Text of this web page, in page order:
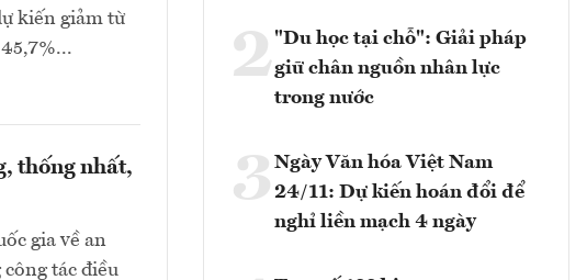
kiến giảm từ
thống nhất,
gia về an
tác điều
2"Du học tại chỗ": Giải pháp
giữ chân nguồn nhân lực
trong nước
3 Ngày Văn hóa Việt Nam
24/11: Dự kiến hoán đổi để
nghỉ liền mạch 4 ngày